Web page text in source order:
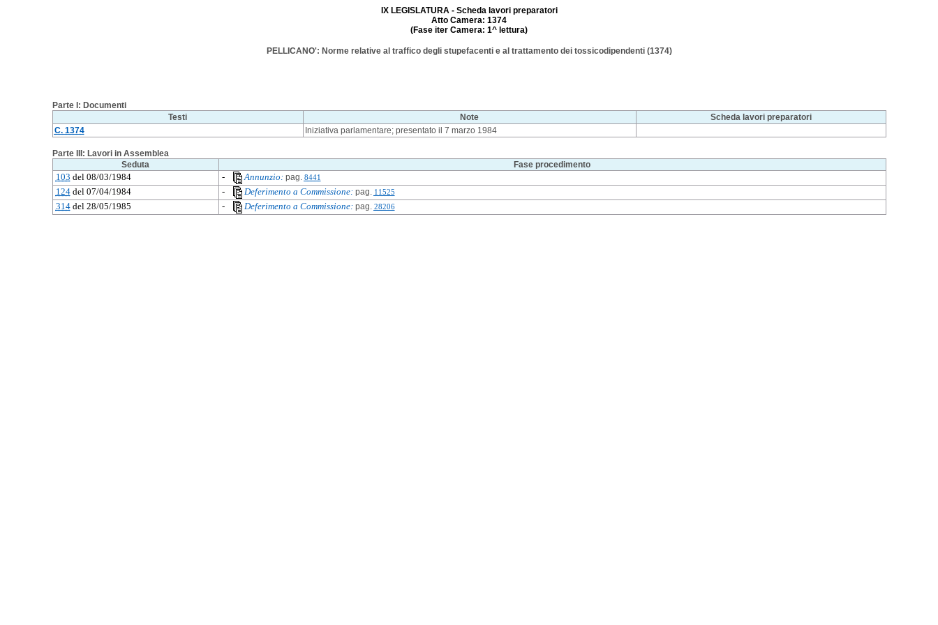
IX LEGISLATURA - Scheda lavori preparatori
Atto Camera: 1374
(Fase iter Camera: 1^ lettura)
PELLICANO': Norme relative al traffico degli stupefacenti e al trattamento dei tossicodipendenti (1374)
Parte I: Documenti
Testi
Note
Scheda lavori preparatori
C. 1374
Iniziativa parlamentare; presentato il 7 marzo 1984
Parte III: Lavori in Assemblea
Seduta
Fase procedimento
103 del 08/03/1984 - Annunzio:pag. 8441
124del 07/04/1984 - Deferimento a Commissione:pag. 11525
314del 28/05/1985 - Deferimento a Commissione:pag. 28206